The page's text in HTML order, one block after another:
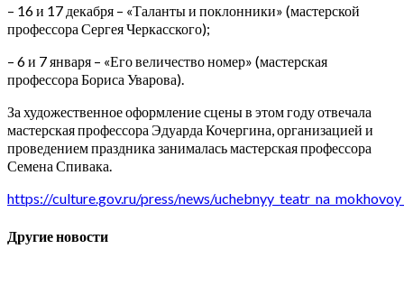
– 16 и 17 декабря – «Таланты и поклонники» (мастерской
профессора Сергея Черкасского);
– 6 и 7 января – «Его величество номер» (мастерская
профессора Бориса Уварова).
За художественное оформление сцены в этом году отвечала
мастерская профессора Эдуарда Кочергина, организацией и
проведением праздника занималась мастерская профессора
Семена Спивака.
https://culture.gov.ru/press/news/
Другие новости